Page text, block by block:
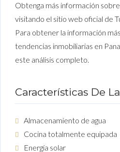
Obtenga más información
visitando el sitio web oficial de
Para obtener la información
tendencias inmobiliarias en
este análisis completo.
Características De
Almacenamiento de agua
Cocina totalmente equipada
Energía solar